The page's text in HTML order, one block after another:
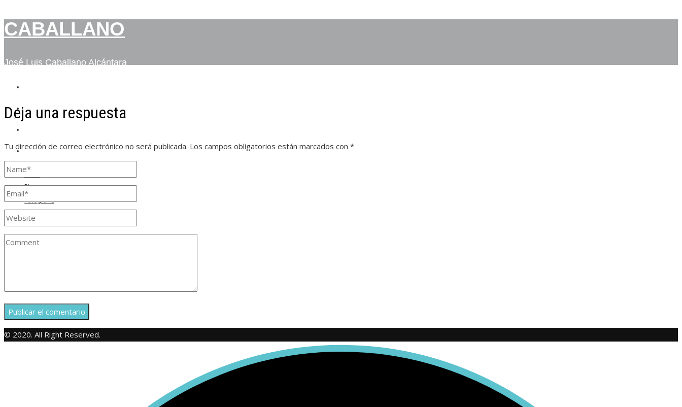
CABALLANO
José Luis Caballano Alcántara
BIO
CONTACTO
Inicio
Bio
Fotografía
Contacto
Deja una respuesta
Tu dirección de correo electrónico no será publicada. Los campos obligatorios están marcados con *
© 2020. All Right Reserved.